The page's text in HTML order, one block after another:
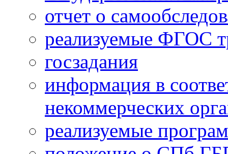
отчет о
реализуемые ФГОС
госзадания
информация в
некоммерческих
реализуемые